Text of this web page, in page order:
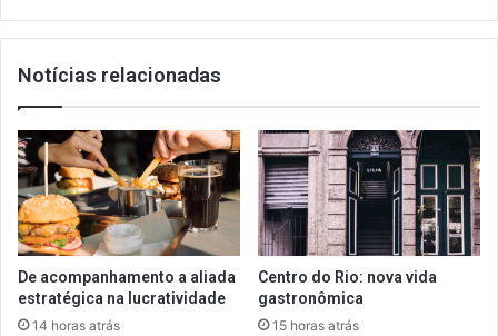
Notícias relacionadas
De acompanhamento a aliada
estratégica na lucratividade
14 horas atrás
Centro do Rio: nova vida
gastronômica
15 horas atrás